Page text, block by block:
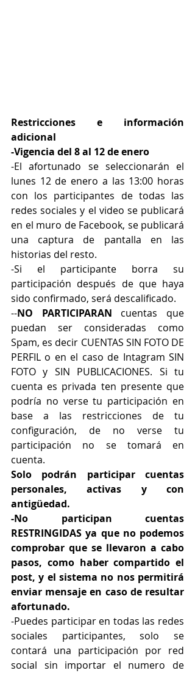
Restricciones e información
adicional
-Vigencia del 8 al 12 de enero
-El afortunado se seleccionarán el
lunes 12 de enero a las 13:00 horas
con los participantes de todas las
redes sociales y el video se publicará
en el muro de Facebook, se publicará
una captura de pantalla en las
historias del resto.
-Si el participante borra su
participación después de que haya
sido confirmado, será descalificado.
--NO PARTICIPARAN cuentas que
puedan ser consideradas como
Spam, es decir CUENTAS SIN FOTO DE
PERFIL o en el caso de Intagram SIN
FOTO y SIN PUBLICACIONES. Si tu
cuenta es privada ten presente que
podría no verse tu participación en
base a las restricciones de tu
configuración, de no verse tu
participación no se tomará en
cuenta.
Solo podrán participar cuentas
personales, activas y con
antigüedad.
-No participan cuentas
RESTRINGIDAS ya que no podemos
comprobar que se llevaron a cabo
pasos, como haber compartido el
post, y el sistema no nos permitirá
enviar mensaje en caso de resultar
afortunado.
-Puedes participar en todas las redes
sociales participantes, solo se
contará una participación por red
social sin importar el numero de